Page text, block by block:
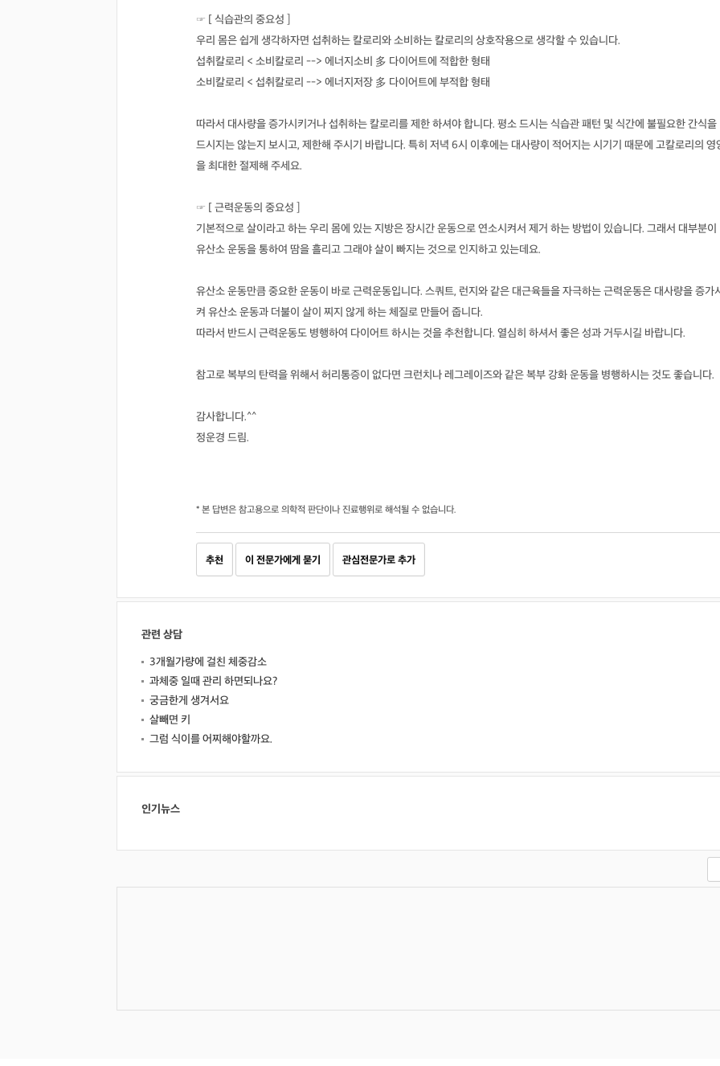
☞ [ 식습관의 중요성 ]
우리 몸은 쉽게 생각하자면 섭취하는 칼로리와 소비하는 칼로리의 상호작용으로 생각할 수 있습니다.
섭취칼로리 < 소비칼로리 --> 에너지소비 多 다이어트에 적합한 형태
소비칼로리 < 섭취칼로리 --> 에너지저장 多 다이어트에 부적합 형태
따라서 대사량을 증가시키거나 섭취하는 칼로리를 제한 하셔야 합니다. 평소 드시는 식습관 패턴 및 식간에 불필요한 간식을
드시지는 않는지 보시고, 제한해 주시기 바랍니다. 특히 저녁 6시 이후에는 대사량이 적어지는 시기기 때문에 고칼로리의 영
을 최대한 절제해 주세요.
☞ [ 근력운동의 중요성 ]
기본적으로 살이라고 하는 우리 몸에 있는 지방은 장시간 운동으로 연소시켜서 제거 하는 방법이 있습니다. 그래서 대부분이
유산소 운동을 통하여 땀을 흘리고 그래야 살이 빠지는 것으로 인지하고 있는데요.
유산소 운동만큼 중요한 운동이 바로 근력운동입니다. 스쿼트, 런지와 같은 대근육들을 자극하는 근력운동은 대사량을 증가
켜 유산소 운동과 더불이 살이 찌지 않게 하는 체질로 만들어 줍니다.
따라서 반드시 근력운동도 병행하여 다이어트 하시는 것을 추천합니다. 열심히 하셔서 좋은 성과 거두시길 바랍니다.
참고로 복부의 탄력을 위해서 허리통증이 없다면 크런치나 레그레이즈와 같은 복부 강화 운동을 병행하시는 것도 좋습니다.
감사합니다.^^
정운경 드림.
* 본 답변은 참고용으로 의학적 판단이나 진료행위로 해석될 수 없습니다.
추천 이 전문가에게 묻기 관심전문가로 추가
관련 상담
3개월가량에 걸친 체중감소
과체중 일때 관리 하면되나요?
궁금한게 생겨서요
살빼면 키
그럼 식이를 어찌해야할까요.
인기뉴스